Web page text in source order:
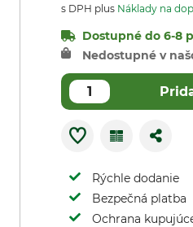
s DPH plus Náklady na
Dostupné do 6-8
Nedostupné v
Rýchle dodanie
Bezpečná platba
Ochrana